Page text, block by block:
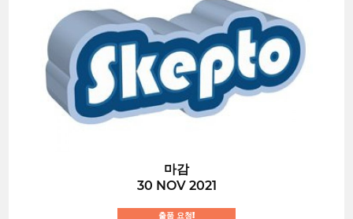
마감
30 NOV 2021
출품 요청!